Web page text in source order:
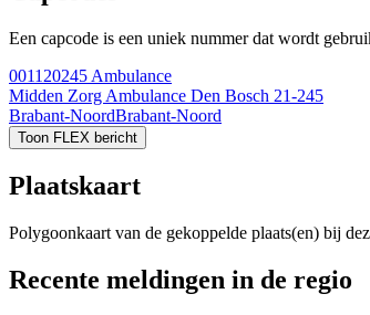
Een capcode is een uniek nummer dat wordt
001120245 Ambulance
Midden Zorg Ambulance Den Bosch 21-245
Brabant-NoordBrabant-Noord
Toon FLEX bericht
Plaatskaart
Polygoonkaart van de gekoppelde plaats(en) bij
Recente meldingen in de regio